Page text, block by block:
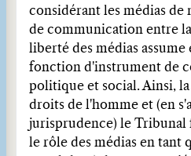
considérant les médias de
de communication entre
liberté des médias assume
fonction d'instrument de
politique et social. Ainsi,
droits de l'homme et (en
jurisprudence) le Tribunal
le rôle des médias en tant